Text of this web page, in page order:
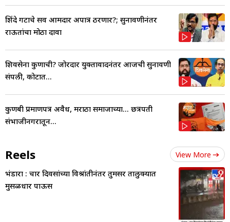
शिंदे गटाचे सर्व आमदार अपात्र ठरणार?; सुनावणीनंतर
राऊतांचा मोठा दावा
शिवसेना कुणाची? जोरदार युक्तावादनंतर आजची सुनावणी
संपली, कोर्टात...
कुणबी प्रमाणपत्र अवैध, मराठा समाजाच्या... छत्रपती
संभाजीनगरातून...
Reels View More
भंडारा : चार दिवसांच्या विश्रांतीनंतर तुमसर तालुक्यात
मुसळधार पाऊस